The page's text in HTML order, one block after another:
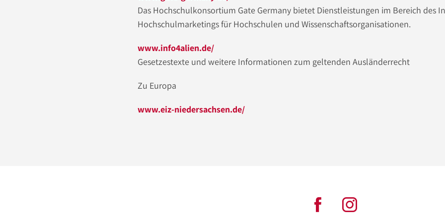
Das Hochschulkonsortium Gate Germany bietet Dienstleistungen im Bereich des
Hochschulmarketings für Hochschulen und Wissenschaftsorganisationen.
www.info4alien.de/
Gesetzestexte und weitere Informationen zum geltenden Ausländerrecht
Zu Europa
www.eiz-niedersachsen.de/